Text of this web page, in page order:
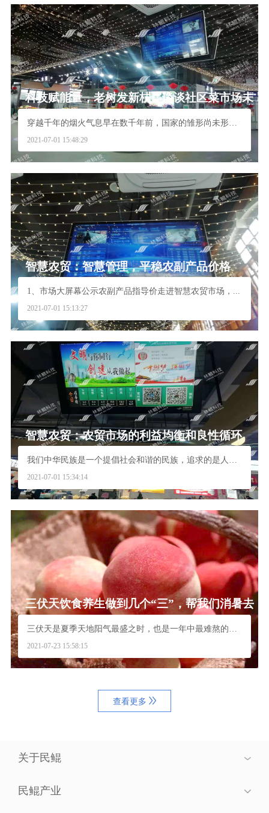
科技赋能量，老树发新枝—谈谈社区菜市场未
来的发展方向
穿越千年的烟火气息早在数千年前，国家的雏形尚未形成...
2021-07-01 15:48:29
智慧农贸：智慧管理，平稳农副产品价格
1、市场大屏幕公示农副产品指导价走进智慧农贸市场，...
2021-07-01 15:13:27
智慧农贸：农贸市场的利益均衡和良性循环
2021-07-01 15:34:14
三伏天饮食养生做到几个“三”，帮我们消暑去
火安度“苦夏”
2021-07-23 15:58:15
查看更多
关于民鲲
民鲲产业